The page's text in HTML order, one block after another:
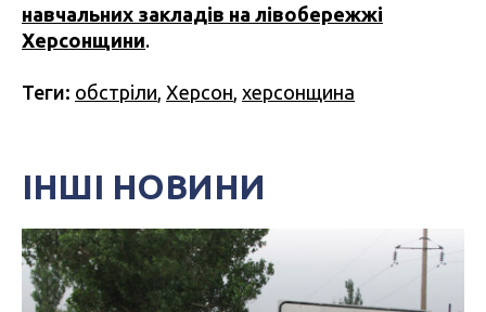
навчальних закладів на лівобережжі
Херсонщини.
Теги: обстріли Херсон херсонщина
ІНШІ НОВИНИ